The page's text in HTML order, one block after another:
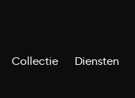
Collectie Diensten